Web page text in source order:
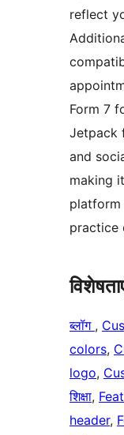
reflect
Form 7
Jetpack
and
making
practice
ब्लॉग ,
colors,
logo,
शिक्षा,
header,